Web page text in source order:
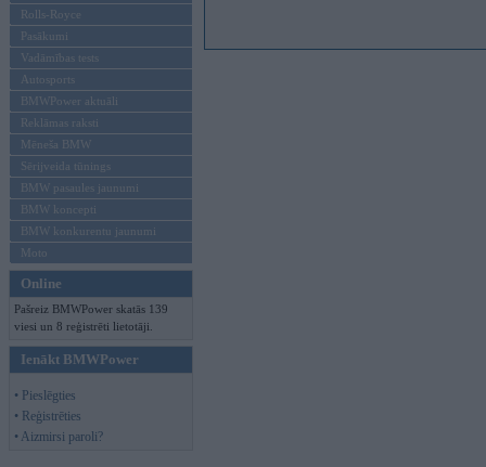
Rolls-Royce
Pasākumi
Vadāmības tests
Autosports
BMWPower aktuāli
Reklāmas raksti
Mēneša BMW
Sērijveida tūnings
BMW pasaules jaunumi
BMW koncepti
BMW konkurentu jaunumi
Moto
Online
Pašreiz BMWPower skatās 139
viesi un 8 reģistrēti lietotāji.
Ienākt BMWPower
• Pieslēgties
• Reģistrēties
• Aizmirsi paroli?